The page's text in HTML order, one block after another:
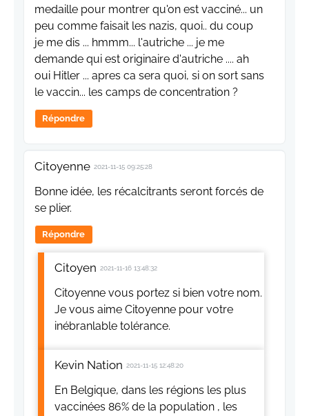
medaille pour montrer qu'on est vacciné... un
peu comme faisait les nazis, quoi.. du coup
je me dis ... hmmm... l'autriche ... je me
demande qui est originaire d'autriche .... ah
oui Hitler ... apres ca sera quoi, si on sort sans
le vaccin... les camps de concentration ?
Répondre
Citoyenne 2021-11-15 09:25:28
Bonne idée, les récalcitrants seront forcés de
se plier.
Répondre
Citoyen 2021-11-16 13:48:32
Citoyenne vous portez si bien votre nom.
Je vous aime Citoyenne pour votre
inébranlable tolérance.
Kevin Nation 2021-11-15 12:48:20
En Belgique, dans les régions les plus
vaccinées 86% de la population , les